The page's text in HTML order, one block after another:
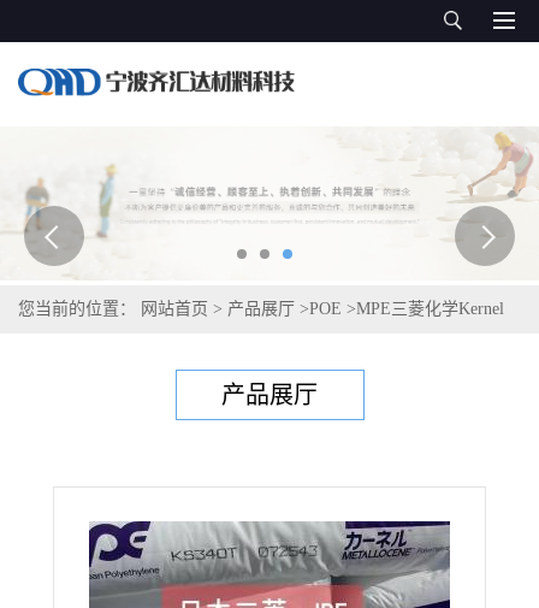
您当前的位置： 网站首页 > 产品展厅 >POE >MPE三菱化学Kernel
产品展厅